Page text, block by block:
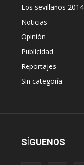
Los sevillanos 2014
Noticias
Opinión
Publicidad
Reportajes
Sin categoría
SÍGUENOS